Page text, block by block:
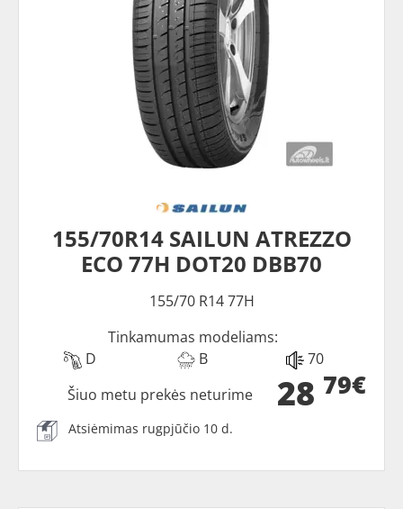
155/70R14 SAILUN ATREZZO
ECO 77H DOT20 DBB70
155/70 R14 77H
Tinkamumas modeliams:
D
B 70
28 79€
Šiuo metu prekės neturime
Atsiėmimas rugpjūčio 10 d.